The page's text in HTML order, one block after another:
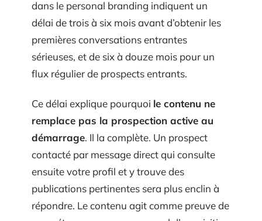
dans le personal branding indiquent un
délai de trois à six mois avant d’obtenir les
premières conversations entrantes
sérieuses, et de six à douze mois pour un
flux régulier de prospects entrants.
Ce délai explique pourquoi le contenu ne
remplace pas la prospection active au
démarrage. Il la complète. Un prospect
contacté par message direct qui consulte
ensuite votre profil et y trouve des
publications pertinentes sera plus enclin à
répondre. Le contenu agit comme preuve de